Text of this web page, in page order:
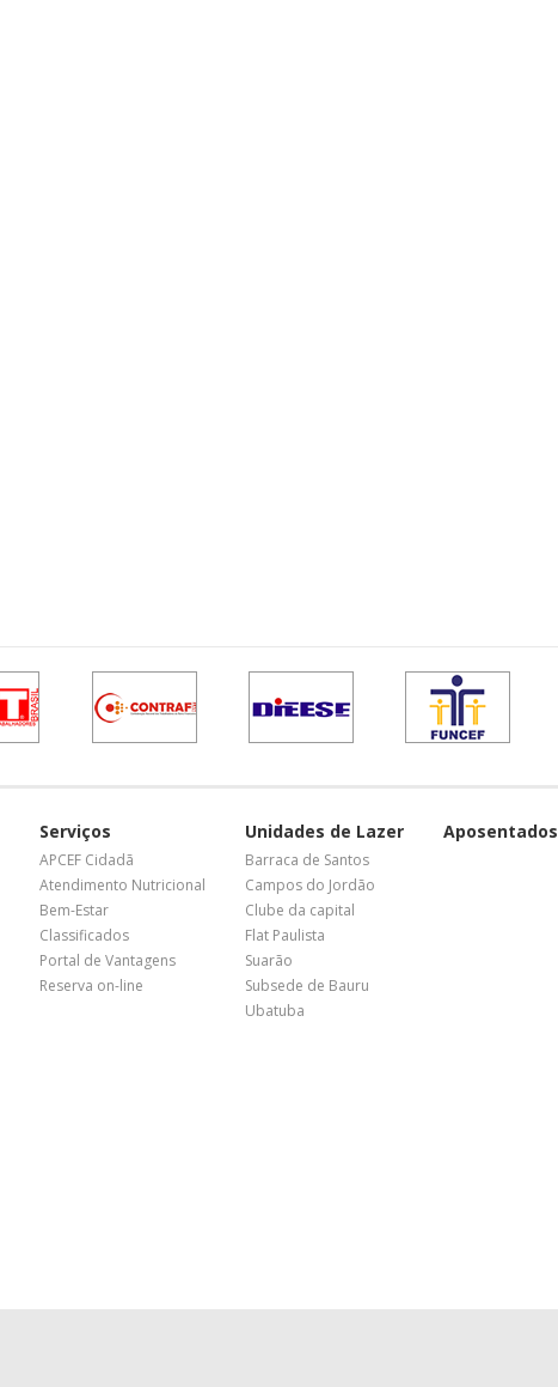
Serviços
APCEF Cidadã
Atendimento Nutricional
Bem-Estar
Classificados
Portal de Vantagens
Reserva on-line
Unidades de Lazer
Barraca de Santos
Campos do Jordão
Clube da capital
Flat Paulista
Suarão
Subsede de Bauru
Ubatuba
Aposentados